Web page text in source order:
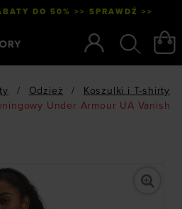
DO 50% >> SPRAWDŹ >>
/ Odzież /
Koszulki i T-shirty
Under Armour UA Vanish